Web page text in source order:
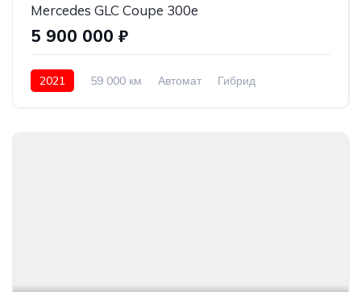
Mercedes GLC Coupe 300e
5 900 000 ₽
2021 59 000 км Автомат
Гибрид